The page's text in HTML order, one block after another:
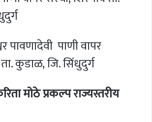
पावणादेवी पाणी वापर
कुडाळ, जि. सिंधुदुर्ग
मोठे प्रकल्प राज्यस्तरीय